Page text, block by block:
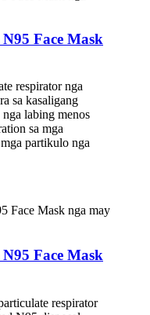
Face Mask
respirator nga
sa kasaligang
labing menos
sa mga
partikulo nga
Face Mask
respirator